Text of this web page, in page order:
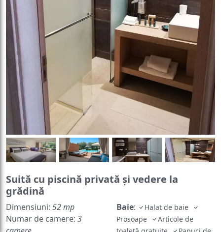
Suită cu piscină privată şi vedere la
grădină
Dimensiuni: 52 mp
Numar de camere: 3
Baie:
Halat de baie
Prosoape
Articole de